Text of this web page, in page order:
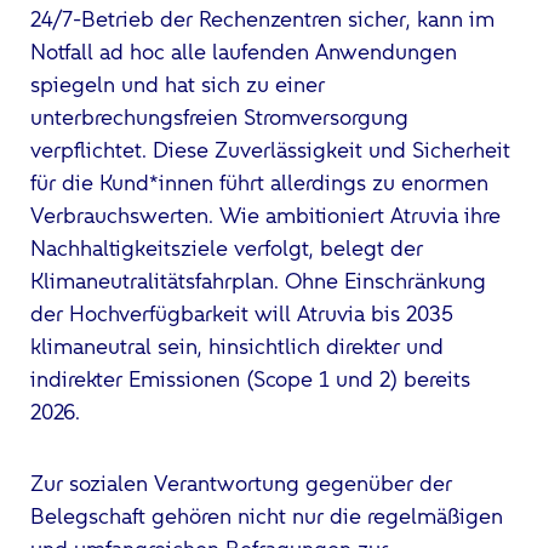
24/7-Betrieb der Rechenzentren sicher, kann im
Notfall ad hoc alle laufenden Anwendungen
spiegeln und hat sich zu einer
unterbrechungsfreien Stromversorgung
verpflichtet. Diese Zuverlässigkeit und Sicherheit
für die Kund*innen führt allerdings zu enormen
Verbrauchswerten. Wie ambitioniert Atruvia ihre
Nachhaltigkeitsziele verfolgt, belegt der
Klimaneutralitätsfahrplan. Ohne Einschränkung
der Hochverfügbarkeit will Atruvia bis 2035
klimaneutral sein, hinsichtlich direkter und
indirekter Emissionen (Scope 1 und 2) bereits
2026.
Zur sozialen Verantwortung gegenüber der
Belegschaft gehören nicht nur die regelmäßigen